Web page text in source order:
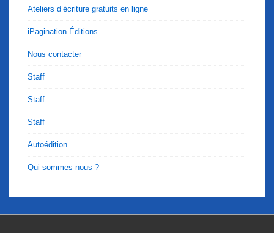
Ateliers d’écriture gratuits en ligne
iPagination Éditions
Nous contacter
Staff
Staff
Staff
Autoédition
Qui sommes-nous ?